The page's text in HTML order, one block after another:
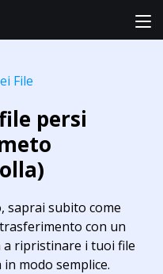
File
persi
saprai subito come
con un
a ripristinare i tuoi file
modo semplice.